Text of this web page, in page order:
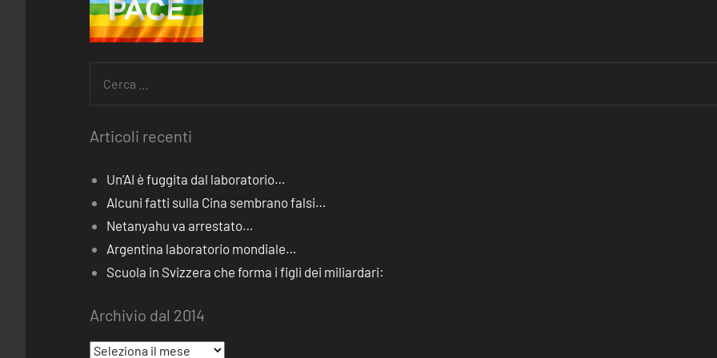
Articoli recenti
Un’AI è fuggita dal laboratorio…
Alcuni fatti sulla Cina sembrano falsi…
Netanyahu va arrestato…
Argentina laboratorio mondiale…
Scuola in Svizzera che forma i figli dei miliardari:
Archivio dal 2014
Archivio